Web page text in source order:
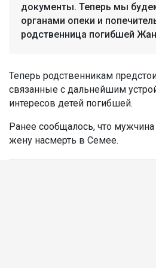
документы. Теперь мы
органами опеки и
родственница погибшей
Теперь родственникам
связанные с дальнейшим
интересов детей погибшей.
Ранее сообщалось, что мужчина
жену насмерть в Семее.